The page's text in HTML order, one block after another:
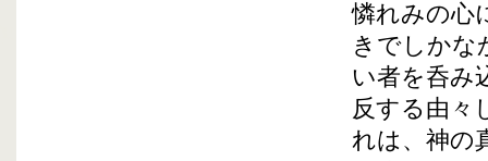
憐れみの心
きでしかな
い者を呑み
反する由々
れは、神の